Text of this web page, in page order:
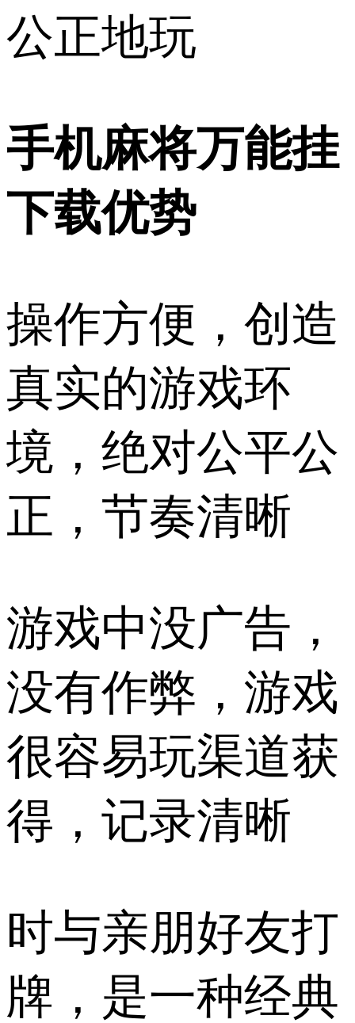
公正地玩
手机麻将万能挂
下载优势
操作方便，创造
真实的游戏环
境，绝对公平公
正，节奏清晰
游戏中没广告，
没有作弊，游戏
很容易玩渠道获
得，记录清晰
时与亲朋好友打
牌，是一种经典